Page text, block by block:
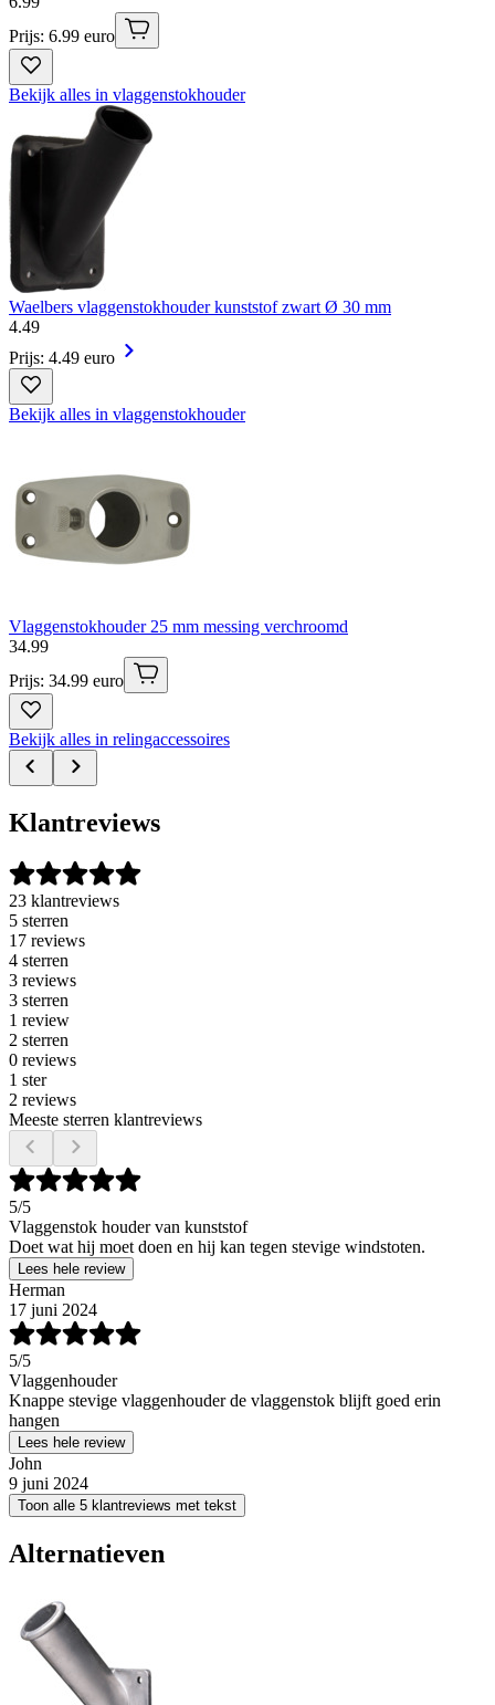
Prijs: 6.99 euro
Bekijk alles in vlaggenstokhouder
Waelbers vlaggenstokhouder kunststof zwart Ø 30 mm
4.49
Prijs: 4.49 euro
Bekijk alles in vlaggenstokhouder
Vlaggenstokhouder 25 mm messing verchroomd
34.99
Prijs: 34.99 euro
Bekijk alles in relingaccessoires
Klantreviews
23 klantreviews
5 sterren
17 reviews
4 sterren
3 reviews
3 sterren
1 review
2 sterren
0 reviews
1 ster
2 reviews
Meeste sterren klantreviews
5/5
Vlaggenstok houder van kunststof
Doet wat hij moet doen en hij kan tegen stevige windstoten.
Lees hele review
Herman
17 juni 2024
5/5
Vlaggenhouder
Knappe stevige vlaggenhouder de vlaggenstok blijft goed erin
hangen
Lees hele review
John
9 juni 2024
Toon alle 5 klantreviews met tekst
Alternatieven